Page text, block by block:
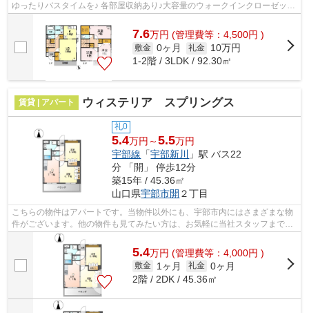
ゆったりバスタイムを♪ 各部屋収納あり♪大容量のウォークインクローゼット
7.6万円 (管理費等：4,500円 )
敷金 0ヶ月 礼金
10万円
1-2階 / 3LDK / 92.30㎡
賃貸 | アパート ウィステリア スプリングス
礼0
5.4万円～5.5万円
宇部線 「宇部新川
」駅 バス22
分 「開」 停歩12分
築15年 / 45.36㎡
山口県宇部市開 ２丁目
こちらの物件はアパートです。当物件以外にも、宇部市内にはさまざまな物
件がございます。他の物件も見てみたい方は、お気軽に当社スタッフまでお
問い合わせください。
5.4万円 (管理費等：4,000円 )
敷金 1ヶ月 礼金 0ヶ月
2階 / 2DK / 45.36㎡